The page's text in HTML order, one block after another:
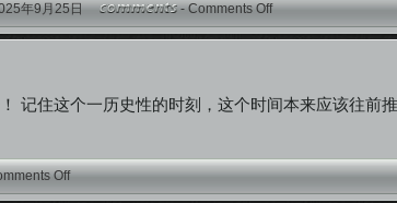
年9月25日 -Comments Off
记住这个一历史性的时刻，这个时间本来应该往前
Off